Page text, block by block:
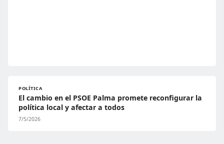
POLÍTICA
El cambio en el PSOE Palma promete reconfigurar la
política local y afectar a todos
7/5/2026